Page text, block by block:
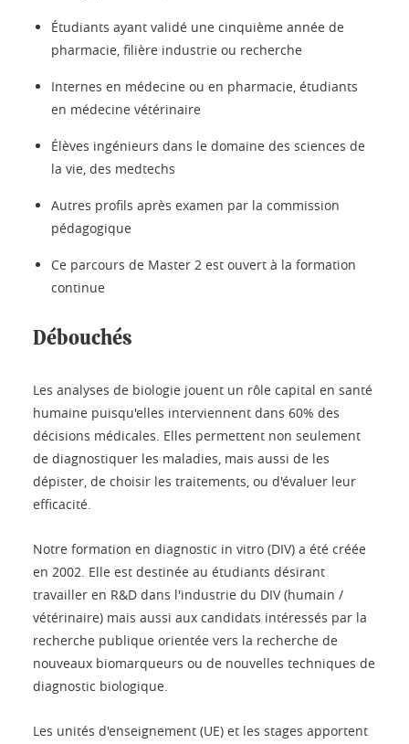
Étudiants ayant validé une cinquième année de
pharmacie, filière industrie ou recherche
Internes en médecine ou en pharmacie, étudiants
en médecine vétérinaire
Élèves ingénieurs dans le domaine des sciences de
la vie, des medtechs
Autres profils après examen par la commission
pédagogique
Ce parcours de Master 2 est ouvert à la formation
continue
Débouchés
Les analyses de biologie jouent un rôle capital en santé
humaine puisqu'elles interviennent dans 60% des
décisions médicales. Elles permettent non seulement
de diagnostiquer les maladies, mais aussi de les
dépister, de choisir les traitements, ou d'évaluer leur
efficacité.
Notre formation en diagnostic in vitro (DIV) a été créée
en 2002. Elle est destinée au étudiants désirant
travailler en R&D dans l'industrie du DIV (humain /
vétérinaire) mais aussi aux candidats intéressés par la
recherche publique orientée vers la recherche de
nouveaux biomarqueurs ou de nouvelles techniques de
diagnostic biologique.
Les unités d'enseignement (UE) et les stages apportent